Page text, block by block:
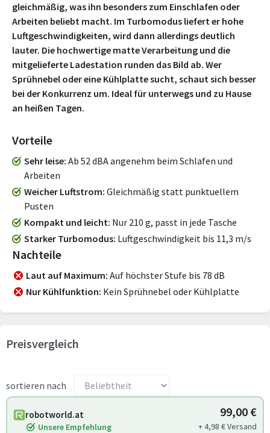
gleichmäßig, was ihn besonders zum Einschlafen oder
Arbeiten beliebt macht. Im Turbomodus liefert er hohe
Luftgeschwindigkeiten, wird dann allerdings deutlich
lauter. Die hochwertige matte Verarbeitung und die
mitgelieferte Ladestation runden das Bild ab. Wer
Sprühnebel oder eine Kühlplatte sucht, schaut sich besser
bei der Konkurrenz um. Ideal für unterwegs und zu Hause
an heißen Tagen.
Vorteile
Sehr leise Ab 52 dBA angenehm beim Schlafen und
Arbeiten
Weicher Luftstrom Gleichmäßig statt punktuellem
Pusten
Kompakt und leicht Nur 210 g, passt in jede Tasche
Starker Turbomodus Luftgeschwindigkeit bis 11,3 m/s
Nachteile
Laut auf Maximum Auf höchster Stufe bis 78 dB
Nur Kühlfunktion Kein Sprühnebel oder Kühlplatte
Preisvergleich
sortieren nach
robotworld.at
Unsere Empfehlung
99,00 €
+ 4,98 € Versand